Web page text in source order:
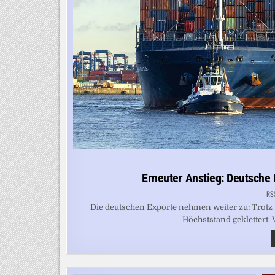
Erneuter Anstieg:
Die deutschen Exporte nehmen weiter zu:
Höchststand geklettert.